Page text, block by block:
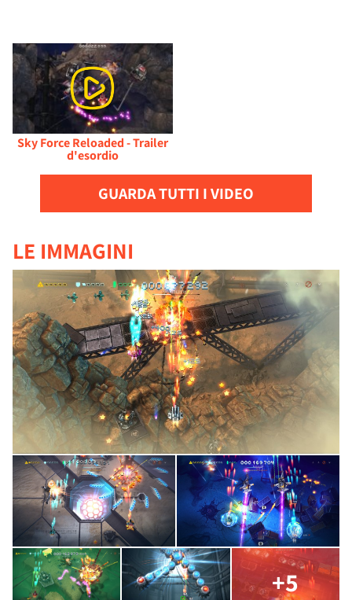
Sky Force Reloaded - Trailer
d'esordio
GUARDA TUTTI I VIDEO
LE IMMAGINI
+5